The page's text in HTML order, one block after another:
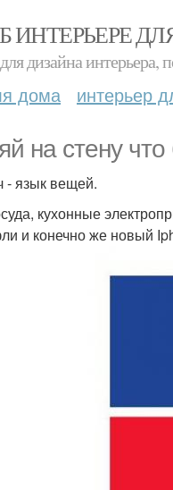
ИНТЕРЬЕРЕ
дизайна интерьера,
дома интерьер
на стену что
- язык вещей.
кухонные
и конечно же новый